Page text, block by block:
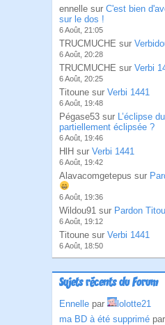
ennelle sur C'est bien
sur le dos !
6 Août, 21:05
TRUCMUCHE sur
6 Août, 20:28
TRUCMUCHE sur Verbi
6 Août, 20:25
Titoune sur Verbi 1441
6 Août, 19:48
Pégase53 sur L’éclipse
partiellement éclipsée ?
6 Août, 19:46
HlH sur Verbi 1441
6 Août, 19:42
Alavacomgetepus sur
6 Août, 19:36
Wildou91 sur Pardon
6 Août, 19:12
Titoune sur Verbi 1441
6 Août, 18:50
Sujets récents du Forum
Ennelle par
lolotte21
ma BD à été supprimé par